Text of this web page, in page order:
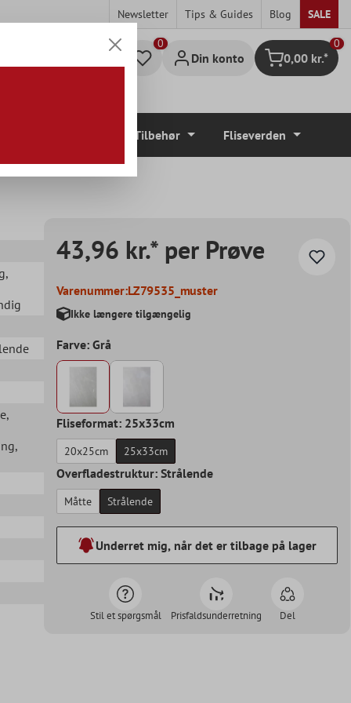
Newsletter Tips & Guides Blog SALE
Din konto Indkøbskurv
0
0,00 kr.*
Tilbehør Fliseverden
,
,
,
43,96 kr.* per Prøve
Varenummer:LZ79535_muster
Ikke længere tilgængelig
Farve: Grå
Fliseformat: 25x33cm
20x25cm 25x33cm
Overfladestruktur: Strålende
Måtte Strålende
Underret mig, når det er tilbage på lager
Stil et spørgsmål Prisfaldsunderretning Del